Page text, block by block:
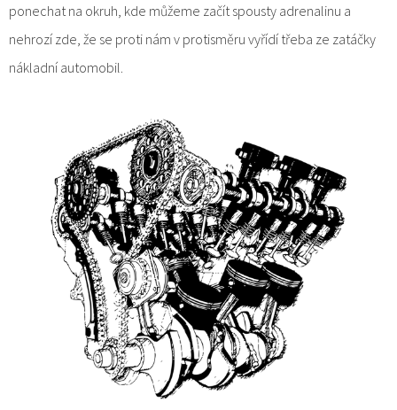
ponechat na okruh, kde můžeme začít spousty adrenalinu a
nehrozí zde, že se proti nám v protisměru vyřídí třeba ze zatáčky
nákladní automobil.